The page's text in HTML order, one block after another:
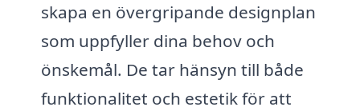
skapa en övergripande designplan
som uppfyller dina behov och
önskemål. De tar hänsyn till både
funktionalitet och estetik för att